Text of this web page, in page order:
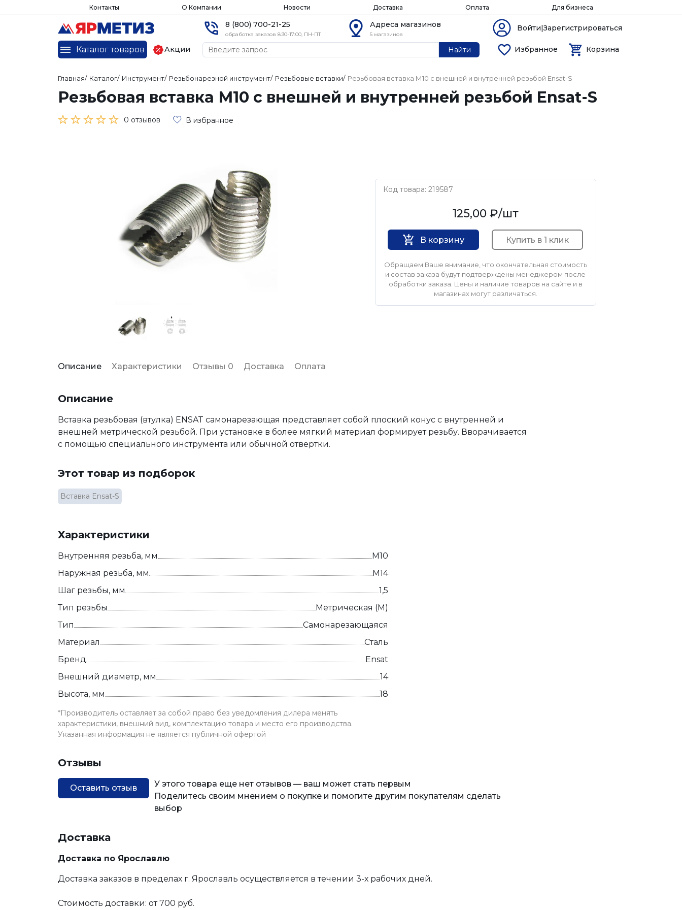
Контакты О Компании Новости Доставка Оплата Для бизнеса
8 (800) 700-21-25
обработка заказов 8:30-17:00, ПН-ПТ
Адреса магазинов
5 магазинов
Войти|Зарегистрироваться
Каталог товаров Акции Найти Избранное Корзина
Главная/ Каталог/ Инструмент/ Резьбонарезной инструмент/ Резьбовые вставки/ Резьбовая вставка М10 с внешней и внутренней резьбой Ensat-S
Резьбовая вставка М10 с внешней и внутренней резьбой Ensat-S
0 отзывов В избранное
Код товара: 219587
125,00 ₽/шт
В корзину Купить в 1 клик
Обращаем Ваше внимание, что окончательная стоимость
и состав заказа будут подтверждены менеджером после
обработки заказа. Цены и наличие товаров на сайте и в
магазинах могут различаться.
Описание Характеристики Отзывы 0 Доставка Оплата
Описание
Вставка резьбовая (втулка) ENSAT самонарезающая представляет собой плоский конус с внутренней и
внешней метрической резьбой. При установке в более мягкий материал формирует резьбу. Вворачивается
с помощью специального инструмента или обычной отвертки.
Этот товар из подборок
Вставка Ensat-S
Характеристики
Внутренняя резьба, мм
М10
Наружная резьба, мм
М14
Шаг резьбы, мм
1,5
Тип резьбы
Метрическая (М)
Тип
Самонарезающаяся
Материал
Сталь
Бренд
Ensat
Внешний диаметр, мм
14
Высота, мм
18
*Производитель оставляет за собой право без уведомления дилера менять
характеристики, внешний вид, комплектацию товара и место его производства.
Указанная информация не является публичной офертой
Отзывы
Оставить отзыв
У этого товара еще нет отзывов — ваш может стать первым
Поделитесь своим мнением о покупке и помогите другим покупателям сделать
выбор
Доставка
Доставка по Ярославлю
Доставка заказов в пределах г. Ярославль осуществляется в течении 3-х рабочих дней.
Стоимость доставки: от 700 руб.